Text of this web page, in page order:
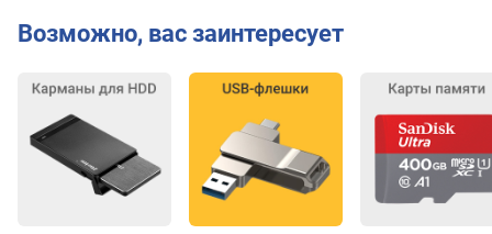
Возможно, вас заинтересует